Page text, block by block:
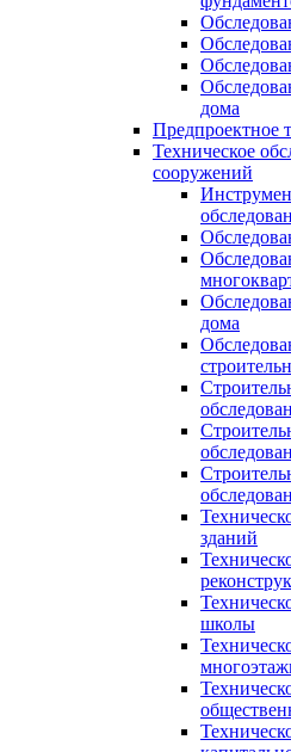
дома
Предпроектное
Техническое
сооружений
дома
зданий
школы